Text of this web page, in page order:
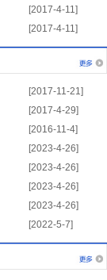
[2017-4-11]
[2017-4-11]
[2017-11-21]
[2017-4-29]
[2016-11-4]
[2023-4-26]
[2023-4-26]
[2023-4-26]
[2023-4-26]
[2022-5-7]